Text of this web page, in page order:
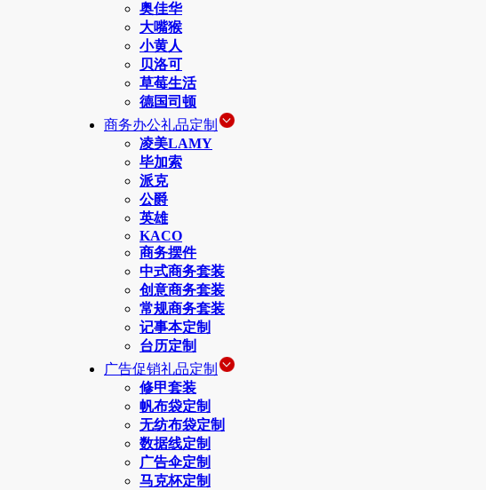
奥佳华
大嘴猴
小黄人
贝洛可
草莓生活
德国司顿
商务办公礼品定制
凌美LAMY
毕加索
派克
公爵
英雄
KACO
商务摆件
中式商务套装
创意商务套装
常规商务套装
记事本定制
台历定制
广告促销礼品定制
修甲套装
帆布袋定制
无纺布袋定制
数据线定制
广告伞定制
马克杯定制